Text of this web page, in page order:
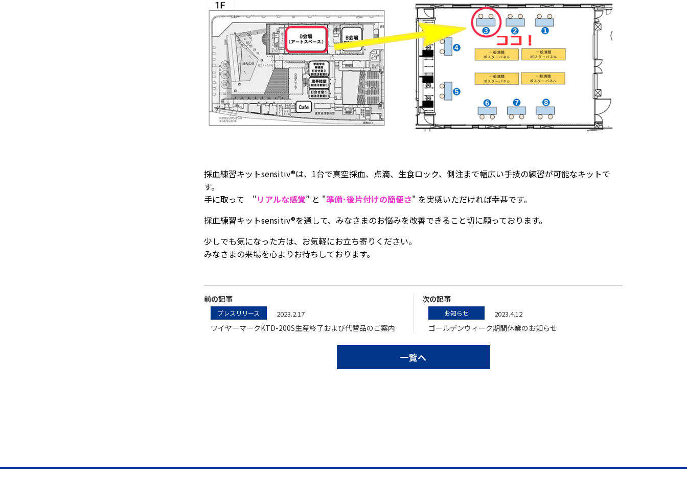
採血練習キットsensitiv®は、1台で真空採血、点滴、生食ロック、側注まで幅広い手技の練習が可能なキットで
す。
手に取って "リアルな感覚” と "準備･後片付けの簡便さ" を実感いただければ幸甚です。
採血練習キットsensitiv®を通して、みなさまのお悩みを改善できること切に願っております。
少しでも気になった方は、お気軽にお立ち寄りください。
みなさまの来場を心よりお待ちしております。
前の記事
プレスリリース 2023.2.17
ワイヤーマークKTD-200S生産終了および代替品のご案内
次の記事
お知らせ 2023.4.12
ゴールデンウィーク期間休業のお知らせ
一覧へ